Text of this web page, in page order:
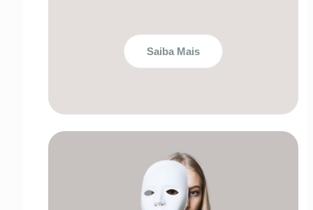
Saiba Mais